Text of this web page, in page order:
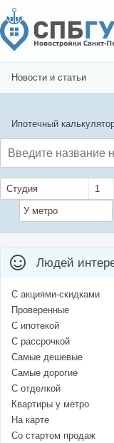
Новости и статьи
Ипотечный
Студия 1
У метро
Людей
С акциями-скидками
Проверенные
С ипотекой
С рассрочкой
Самые дешевые
Самые дорогие
С отделкой
Квартиры у метро
На карте
Со стартом продаж